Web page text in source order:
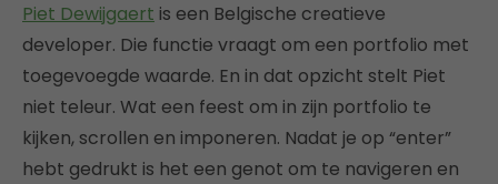
Piet Dewijgaert is een Belgische creatieve
developer. Die functie vraagt om een portfolio met
toegevoegde waarde. En in dat opzicht stelt Piet
niet teleur. Wat een feest om in zijn portfolio te
kijken, scrollen en imponeren. Nadat je op “enter”
hebt gedrukt is het een genot om te navigeren en